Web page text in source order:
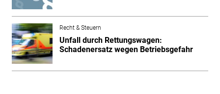
Recht & Steuern
Unfall durch Rettungswagen:
Schadenersatz wegen Betriebsgefahr